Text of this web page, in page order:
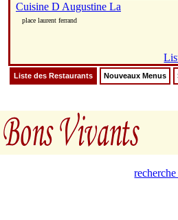
Cuisine D Augustine La
place laurent ferrand
Liste des Restaurants Nouveaux Menus